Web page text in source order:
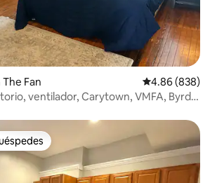
Fan Calificación
4.86 (838)
ventilador, Carytown, VMFA, Byrd